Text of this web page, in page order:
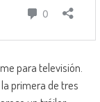
para televisión.
primera de tres